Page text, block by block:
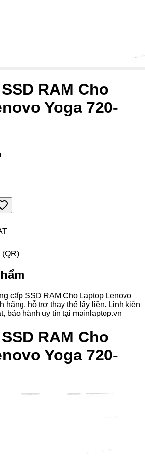
RAM Cho
Yoga 720-
(QR)
cấp SSD RAM Cho Laptop Lenovo
hãng, hỗ trợ thay thế lấy liền. Linh kiện
bảo hành uy tín tại mainlaptop.vn
RAM Cho
Yoga 720-